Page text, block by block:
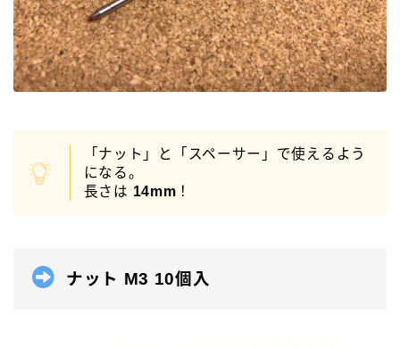
「ナット」と「スペーサー」で使えるよう
になる。
長さは 14mm ！
ナット M3 10個入